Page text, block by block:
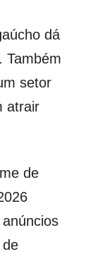
dá
Também
setor
atrair
de